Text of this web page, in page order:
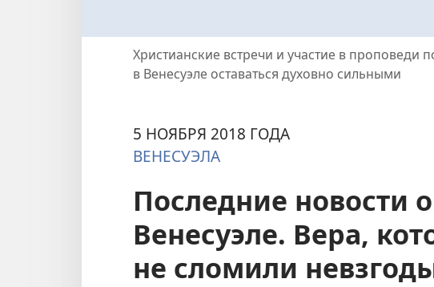
Христианские встречи и участие в
в Венесуэле оставаться духовно сильными
5 НОЯБРЯ 2018 ГОДА
ВЕНЕСУЭЛА
Последние новости
Венесуэле. Вера,
не сломили